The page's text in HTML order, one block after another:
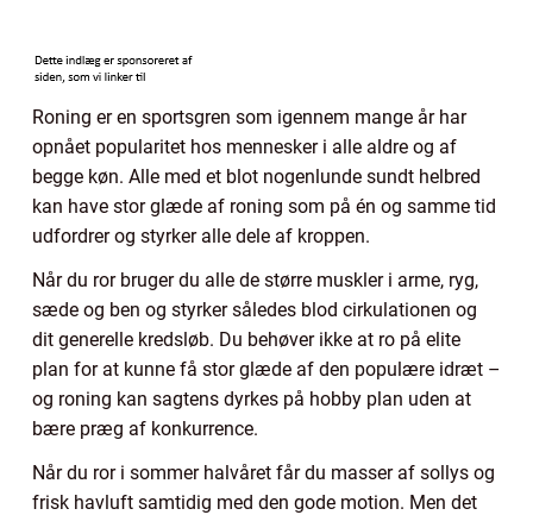
Roning er en sportsgren som igennem mange år har
opnået popularitet hos mennesker i alle aldre og af
begge køn. Alle med et blot nogenlunde sundt helbred
kan have stor glæde af roning som på én og samme tid
udfordrer og styrker alle dele af kroppen.
Når du ror bruger du alle de større muskler i arme, ryg,
sæde og ben og styrker således blod cirkulationen og
dit generelle kredsløb. Du behøver ikke at ro på elite
plan for at kunne få stor glæde af den populære idræt –
og roning kan sagtens dyrkes på hobby plan uden at
bære præg af konkurrence.
Når du ror i sommer halvåret får du masser af sollys og
frisk havluft samtidig med den gode motion. Men det